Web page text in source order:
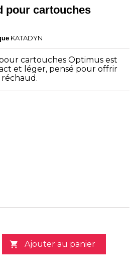
pour cartouches
KATADYN
cartouches Optimus est
et léger, pensé pour offrir
 Ajouter au panier